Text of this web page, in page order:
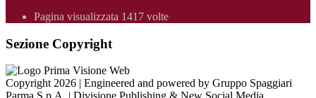
Pagina visualizzata 1417 volte
Sezione Copyright
Copyright 2026 | Engineered and powered by Gruppo Spaggiari